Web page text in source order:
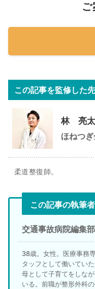
この記事を監修した
林 亮太
ほねつ
柔道整復師。
この記事の執筆者
交通事故病院編集
38歳。女性。医療事務
タッフとして働いてい
母として子育てをしな
いる。前職が整形外科